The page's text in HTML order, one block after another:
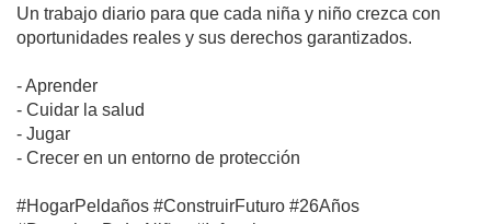
Un trabajo diario para que cada niña y niño crezca con
oportunidades reales y sus derechos garantizados.
- Aprender
- Cuidar la salud
- Jugar
- Crecer en un entorno de protección
#HogarPeldaños #ConstruirFuturo #26Años